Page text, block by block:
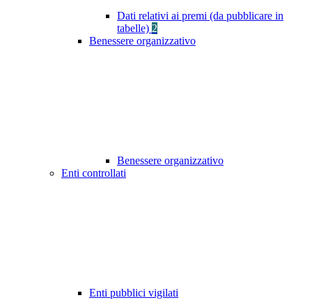
Dati relativi ai premi (da pubblicare in
tabelle) 2
Benessere organizzativo
Benessere organizzativo
Enti controllati
Enti pubblici vigilati